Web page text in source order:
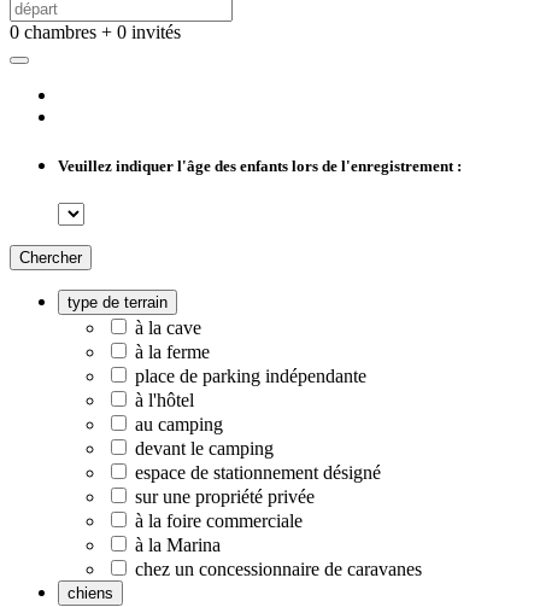
0 chambres + 0 invités
Veuillez indiquer l'âge des enfants lors de l'enregistrement :
Chercher
type de terrain
à la cave
à la ferme
place de parking indépendante
à l'hôtel
au camping
devant le camping
espace de stationnement désigné
sur une propriété privée
à la foire commerciale
à la Marina
chez un concessionnaire de caravanes
chiens